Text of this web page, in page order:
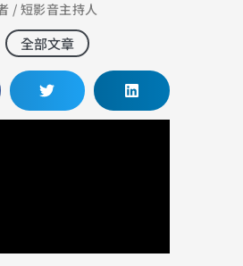
/ 短影音主持人
全部文章